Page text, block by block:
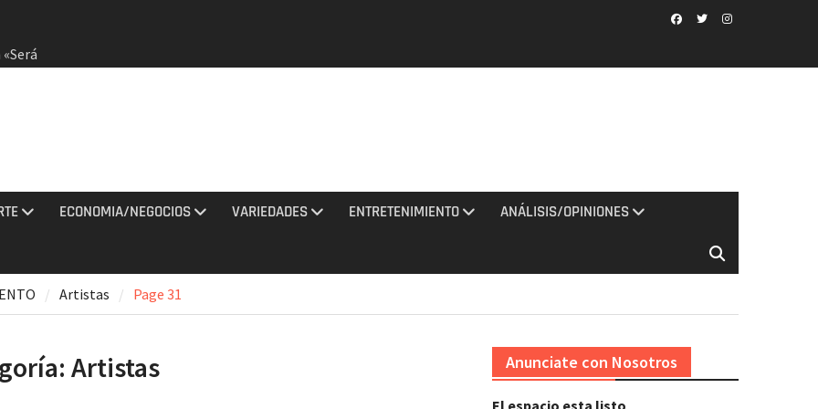
ECONOMIA/NEGOCIOS VARIEDADES ENTRETENIMIENTO ANÁLISIS/OPINIONES
Artistas Page 31
Artistas Anunciate con Nosotros
El espacio esta listo